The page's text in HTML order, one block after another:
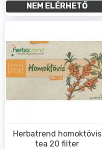
NEM ELÉRHETŐ
Herbatrend homoktövis
tea 20 filter